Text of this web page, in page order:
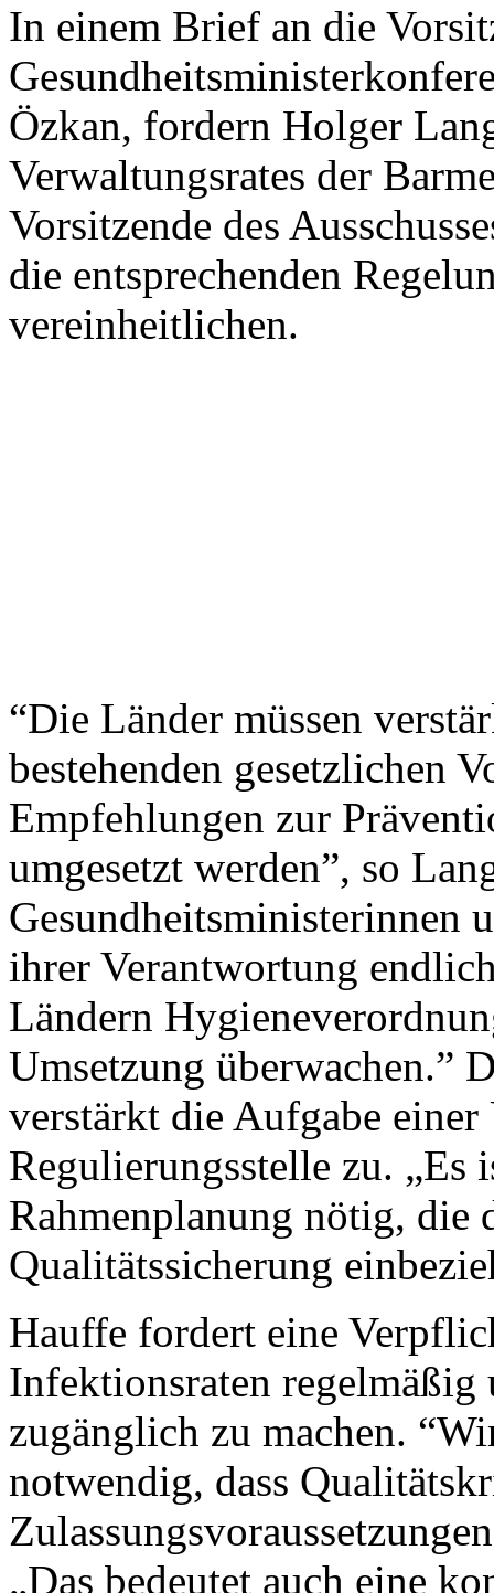
In einem Brief an die
Özkan, fordern Holger
Verwaltungsrates der
Vorsitzende des
die entsprechenden
vereinheitlichen.
“Die Länder müssen
bestehenden gesetzlichen
Empfehlungen zur
umgesetzt werden”, so
Gesundheitsministerinnen
ihrer Verantwortung
Ländern
Umsetzung überwachen.”
verstärkt die Aufgabe
Regulierungsstelle zu. „Es
Rahmenplanung nötig, die
Qualitätssicherung
Hauffe fordert eine
Infektionsraten
zugänglich zu machen.
notwendig, dass
„Das bedeutet auch eine